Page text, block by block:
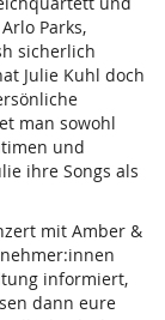
Parks,
sicherlich
Julie Kuhl doch
man sowohl
und
ihre Songs als
mit Amber &
informiert,
dann eure